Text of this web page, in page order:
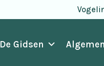
De Gidsen